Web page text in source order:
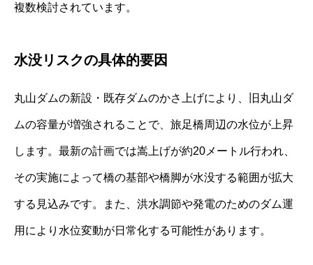
複数検討されています。
水没リスクの具体的要因
丸山ダムの新設・既存ダムのかさ上げにより、旧丸山ダ
ムの容量が増強されることで、旅足橋周辺の水位が上昇
します。最新の計画では嵩上げが約20メートル行われ、
その実施によって橋の基部や橋脚が水没する範囲が拡大
する見込みです。また、洪水調節や発電のためのダム運
用により水位変動が日常化する可能性があります。